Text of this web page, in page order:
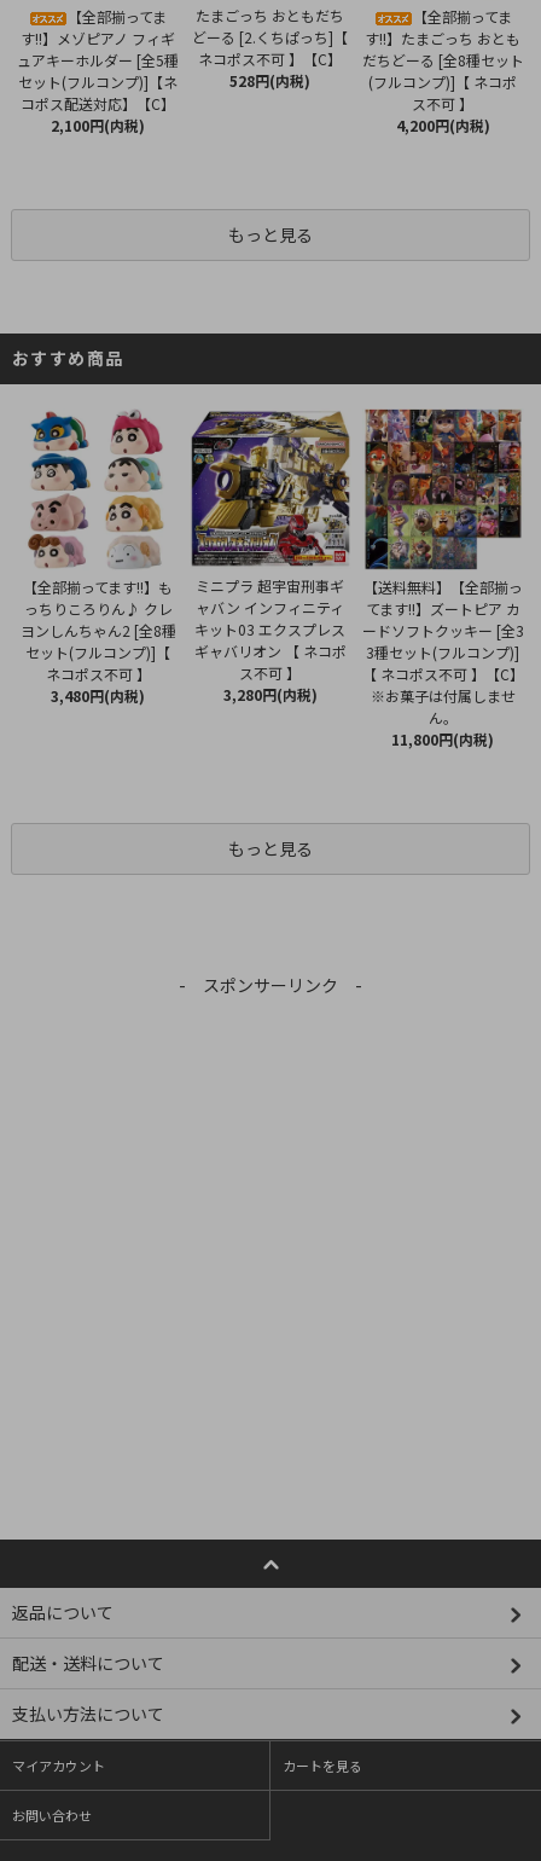
【全部揃ってま
す!!】メゾピアノ フィギ
ュアキーホルダー [全5種
セット(フルコンプ)]【ネ
コポス配送対応】【C】
2,100円(内税)
たまごっち おともだち
どーる [2.くちぱっち]【
ネコポス不可 】【C】
528円(内税)
【全部揃ってま
す!!】たまごっち おとも
だちどーる [全8種セット
(フルコンプ)]【 ネコポ
ス不可 】
4,200円(内税)
もっと見る
おすすめ商品
【全部揃ってます!!】も
っちりころりん♪ クレ
ヨンしんちゃん2 [全8種
セット(フルコンプ)]【
ネコポス不可 】
3,480円(内税)
ミニプラ 超宇宙刑事ギ
ャバン インフィニティ
キット03 エクスプレス
ギャバリオン 【 ネコポ
ス不可 】
3,280円(内税)
【送料無料】【全部揃っ
てます!!】ズートピア カ
ードソフトクッキー [全3
3種セット(フルコンプ)]
【 ネコポス不可 】【C】
※お菓子は付属しませ
ん。
11,800円(内税)
もっと見る
- スポンサーリンク -
返品について
配送・送料について
支払い方法について
マイアカウント カートを見る
お問い合わせ